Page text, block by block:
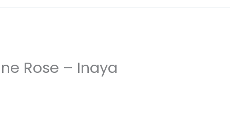
Rose​ – Inaya